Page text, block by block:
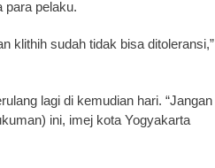
para pelaku.
klithih sudah tidak bisa ditoleransi,”
lagi di kemudian hari. “Jangan
ini, imej kota Yogyakarta